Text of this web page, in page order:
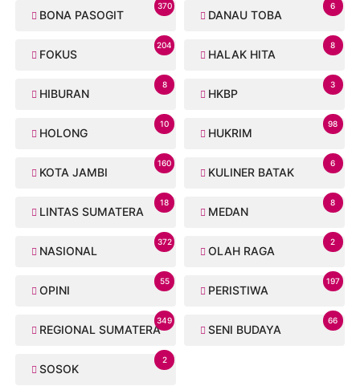
BONA PASOGIT
370
DANAU TOBA
6
FOKUS
204
HALAK HITA
8
HIBURAN
8
HKBP
3
HOLONG
10
HUKRIM
98
KOTA JAMBI
160
KULINER BATAK
6
LINTAS SUMATERA
18
MEDAN
8
NASIONAL
372
OLAH RAGA
2
OPINI
55
PERISTIWA
197
REGIONAL SUMATERA
349
SENI BUDAYA
66
SOSOK
2